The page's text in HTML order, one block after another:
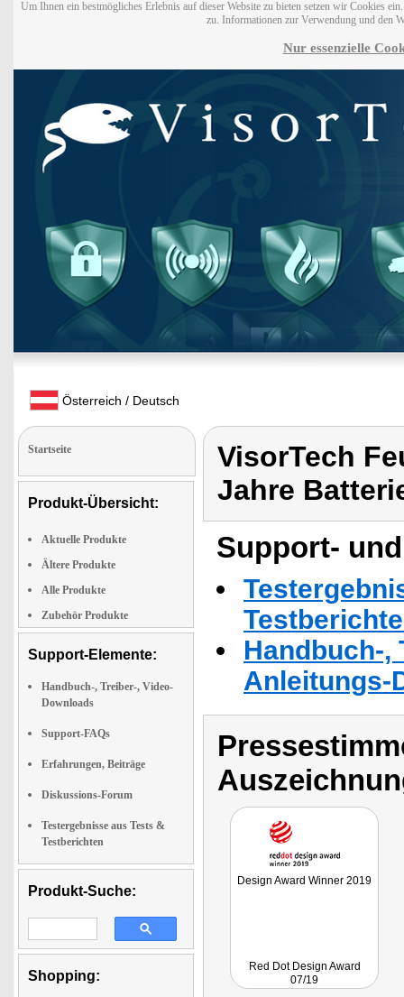
Um Ihnen ein bestmögliches Erlebnis auf dieser Website zu bieten setzen wir Cookies
zu. Informationen zur Verwendung und den
Nur essenzielle
Österreich / Deutsch
Startseite
Produkt-Übersicht:
Aktuelle Produkte
Ältere Produkte
Alle Produkte
Zubehör Produkte
Support-Elemente:
Handbuch-, Treiber-, Video-
Downloads
Support-FAQs
Erfahrungen, Beiträge
Diskussions-Forum
Testergebnisse aus Tests &
Testberichten
Produkt-Suche:
Shopping:
VisorTech
Jahre
Support-
Handbuch-,
Anleitungs-
Design Award Winner 2019
Red Dot Design Award
07/19